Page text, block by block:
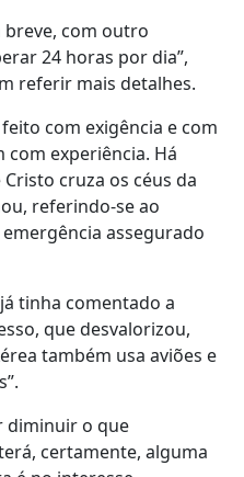
breve, com outro
24 horas por dia”,
referir mais detalhes.
com exigência e com
experiência. Há
cruza os céus da
referindo-se ao
assegurado
tinha comentado a
que desvalorizou,
também usa aviões e
diminuir o que
certamente, alguma